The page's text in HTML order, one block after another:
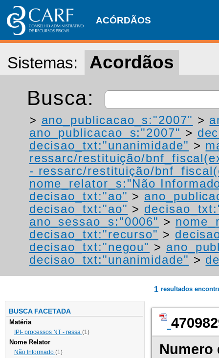
ACÓRDÃOS
Sistemas: Acordãos
Busca:
> ano_publicacao_s:"2007" >
ano_publicacao_s:"2007" >
decisao_txt:"unanimidade" >
ressarc/restituição/
- ressarc/restituição/
nome_relator_s:"Não
decisao_txt:"ao" >
decisao_txt:"ao" >
ano_sessao_s:"0006" >
decisao_txt:"recurso" >
decisao_txt:"negou" >
decisao_txt:"unanimidade" >
BUSCA FACETADA
Matéria
IPI- processos NT - ressa (1)
Nome Relator
Não Informado (1)
1 resultados
Numero